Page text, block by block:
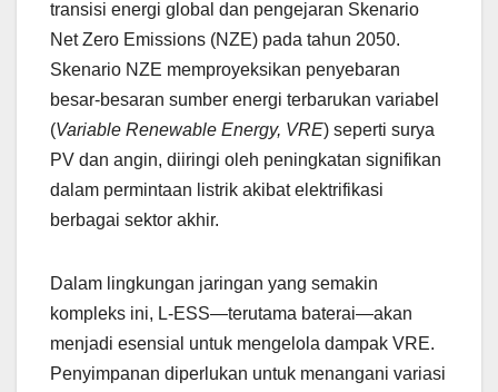
transisi energi global dan pengejaran Skenario
Net Zero Emissions (NZE) pada tahun 2050.
Skenario NZE memproyeksikan penyebaran
besar-besaran sumber energi terbarukan variabel
(Variable Renewable Energy, VRE) seperti surya
PV dan angin, diiringi oleh peningkatan signifikan
dalam permintaan listrik akibat elektrifikasi
berbagai sektor akhir.
Dalam lingkungan jaringan yang semakin
kompleks ini, L-ESS—terutama baterai—akan
menjadi esensial untuk mengelola dampak VRE.
Penyimpanan diperlukan untuk menangani variasi